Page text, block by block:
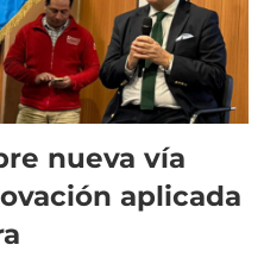
nueva vía
aplicada